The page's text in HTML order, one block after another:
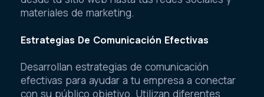
materiales de marketing.
Estrategias De Comunicación Efectivas
Desarrollan estrategias de comunicación
efectivas para ayudar a tu empresa a conectar
con su público objetivo. Utilizan diferentes